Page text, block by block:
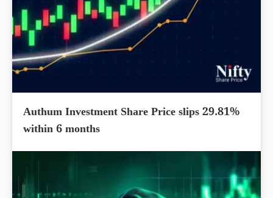
Authum Investment Share Price slips 29.81%
within 6 months